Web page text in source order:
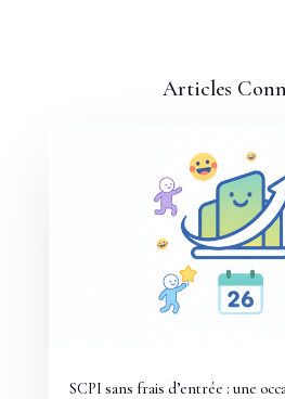
Articles
SCPI sans frais d’entrée : une